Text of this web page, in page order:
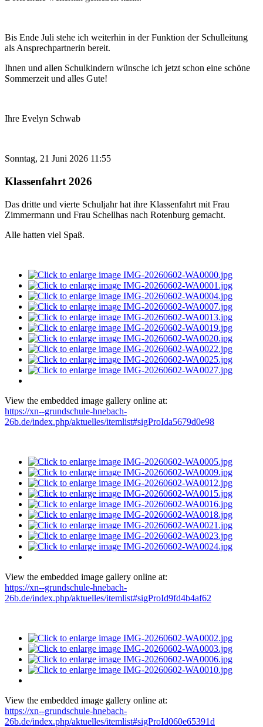
Bis Ende Juli stehe ich weiterhin in der Funktion der Schulleitung
als Ansprechpartnerin bereit.
Ihnen und allen Schulkindern wünsche ich jetzt schon eine schöne
Sommerzeit und alles Gute!
Ihre Evelyn Schwab
Sonntag, 21 Juni 2026 11:55
Klassenfahrt 2026
Das dritte und vierte Schuljahr hat ihre Klassenfahrt mit Frau
Zimmermann und Frau Schellhas nach Rotenburg gemacht.
Alle hatten viel Spaß.
View the embedded image gallery online at:
https://xn--grundschule-hnebach-
26b.de/index.php/aktuelles/itemlist#sigProIda5679d0e98
View the embedded image gallery online at:
https://xn--grundschule-hnebach-
26b.de/index.php/aktuelles/itemlist#sigProId9fd4b4af62
View the embedded image gallery online at:
https://xn--grundschule-hnebach-
26b.de/index.php/aktuelles/itemlist#sigProId060e65391d